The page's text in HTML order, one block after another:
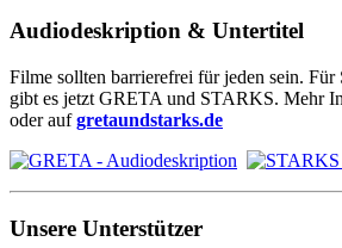
Audiodeskription & Untertitel
Filme sollten barrierefrei für jeden sein. Für
gibt es jetzt GRETA und STARKS. Mehr
oder aufgretaundstarks.de
Unsere Unterstützer